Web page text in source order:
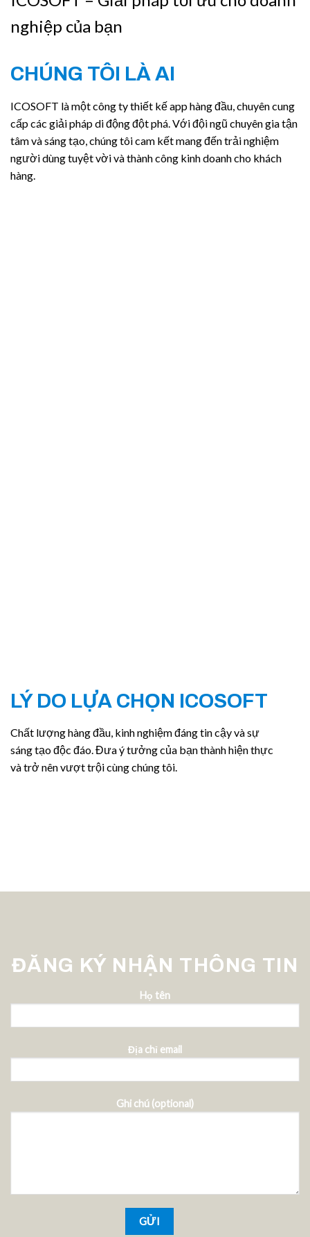
nghiệp của bạn
CHÚNG TÔI LÀ AI
ICOSOFT là một công ty thiết kế app hàng đầu, chuyên cung
cấp các giải pháp di động đột phá. Với đội ngũ chuyên gia tận
tâm và sáng tạo, chúng tôi cam kết mang đến trải nghiệm
người dùng tuyệt vời và thành công kinh doanh cho khách
hàng.
LÝ DO LỰA CHỌN ICOSOFT
Chất lượng hàng đầu, kinh nghiệm đáng tin cậy và sự
sáng tạo độc đáo. Đưa ý tưởng của bạn thành hiện thực
và trở nên vượt trội cùng chúng tôi.
ĐĂNG KÝ NHẬN THÔNG TIN
Họ tên
Địa chỉ email
Ghi chú (optional)